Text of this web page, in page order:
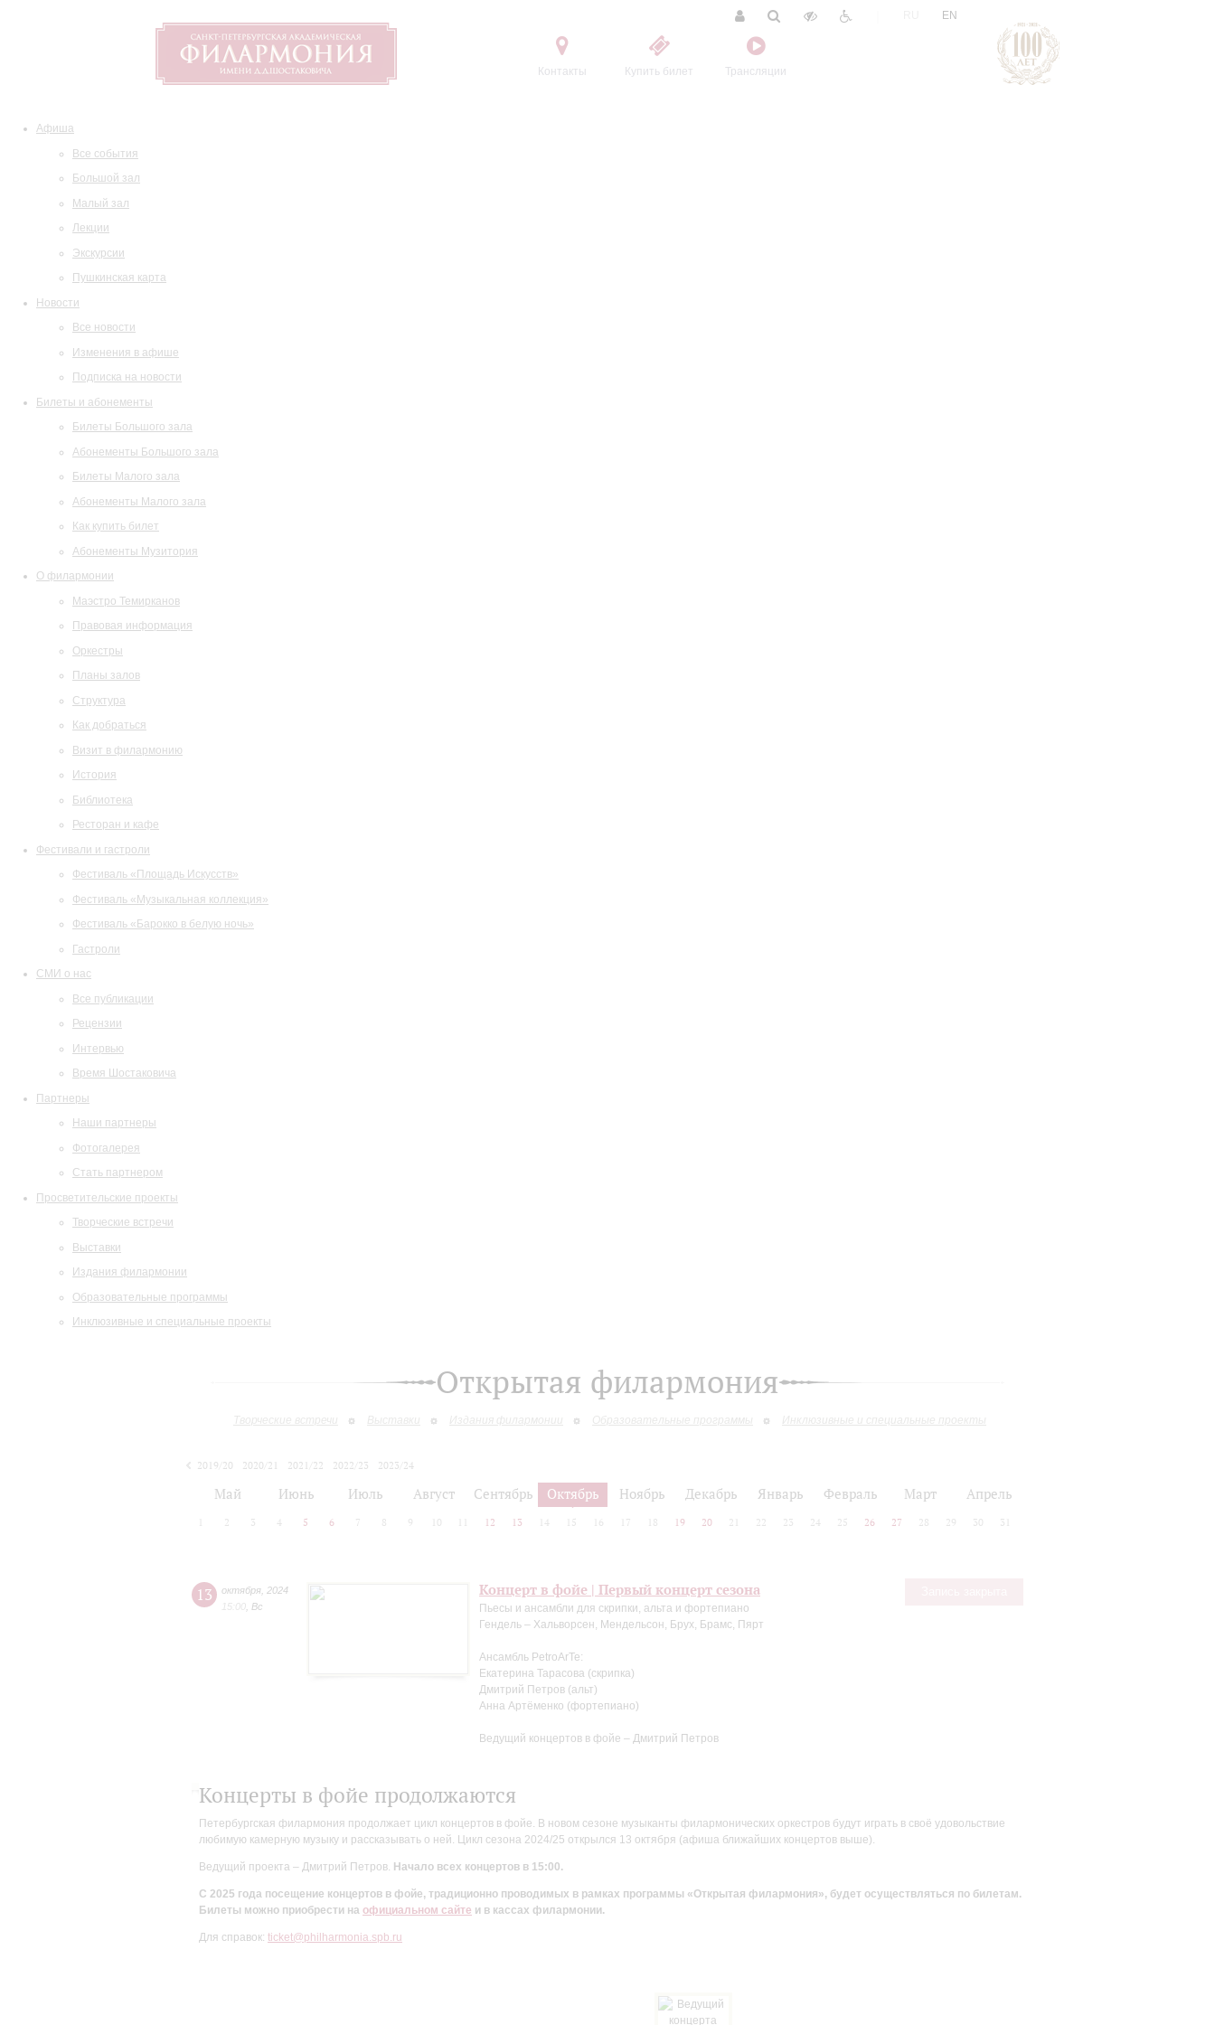
Контакты Купить билет Трансляции
EN
Афиша
Все события
Большой зал
Малый зал
Лекции
Экскурсии
Пушкинская карта
Новости
Все новости
Изменения в афише
Подписка на новости
Билеты и абонементы
Билеты Большого зала
Абонементы Большого зала
Билеты Малого зала
Абонементы Малого зала
Как купить билет
Абонементы Музитория
О филармонии
Маэстро Темирканов
Правовая информация
Оркестры
Планы залов
Структура
Как добраться
Визит в филармонию
История
Библиотека
Ресторан и кафе
Фестивали и гастроли
Фестиваль «Площадь Искусств»
Фестиваль «Музыкальная коллекция»
Фестиваль «Барокко в белую ночь»
Гастроли
СМИ о нас
Все публикации
Рецензии
Интервью
Время Шостаковича
Партнеры
Наши партнеры
Фотогалерея
Стать партнером
Просветительские проекты
Творческие встречи
Выставки
Издания филармонии
Образовательные программы
Инклюзивные и специальные проекты
Открытая филармония
Творческие встречи Выставки Издания филармонии Образовательные программы Инклюзивные и специальные проекты
2019/20 2020/21 2021/22 2022/23
2023/24
Май Июнь Июль Август Сентябрь Октябрь Ноябрь Декабрь Январь Февраль Март Апрель
2 3 4 5 6 7 8 9 10 12 13 14 15 16 17 18 19 20 21 22 23 24 25 26 27 28 29 30 31
13 октября 2024
15:00 Вс
Концерт в фойе | Первый концерт сезона
Пьесы и ансамбли для скрипки, альта и фортепиано
Гендель – Хальворсен, Мендельсон, Брух, Брамс, Пярт
Ансамбль PetroArTe:
Екатерина Тарасова (скрипка)
Дмитрий Петров (альт)
Анна Артёменко (фортепиано)
Ведущий концертов в фойе – Дмитрий Петров
Концерты в фойе продолжаются
Петербургская филармония продолжает цикл концертов в фойе. В новом сезоне музыканты филармонических оркестров будут играть в своё удовольствие
любимую камерную музыку и рассказывать о ней. Цикл сезона 2024/25 открылся 13 октября (афиша ближайших концертов выше).
Ведущий проекта – Дмитрий Петров. Начало всех концертов в 15:00.
С 2025 года посещение концертов в фойе, традиционно проводимых в рамках программы «Открытая филармония», будет осуществляться по билетам.
Билеты можно приобрести на официальном сайте и в кассах филармонии.
Для справок: ticket@philharmonia.spb.ru